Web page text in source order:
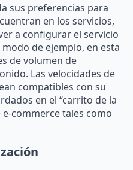
sus preferencias para
en los servicios,
a configurar el servicio
de ejemplo, en esta
de volumen de
Las velocidades de
compatibles con su
en el “carrito de la
commerce tales como